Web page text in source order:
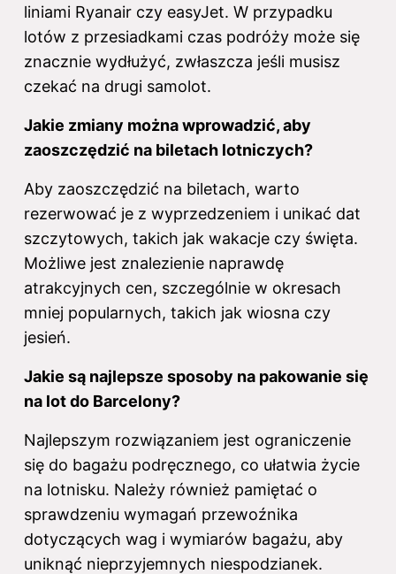
liniami Ryanair czy easyJet. W przypadku
lotów z przesiadkami czas podróży może się
znacznie wydłużyć, zwłaszcza jeśli musisz
czekać na drugi samolot.
Jakie zmiany można wprowadzić, aby
zaoszczędzić na biletach lotniczych?
Aby zaoszczędzić na biletach, warto
rezerwować je z wyprzedzeniem i unikać dat
szczytowych, takich jak wakacje czy święta.
Możliwe jest znalezienie naprawdę
atrakcyjnych cen, szczególnie w okresach
mniej popularnych, takich jak wiosna czy
jesień.
Jakie są najlepsze sposoby na pakowanie się
na lot do Barcelony?
Najlepszym rozwiązaniem jest ograniczenie
się do bagażu podręcznego, co ułatwia życie
na lotnisku. Należy również pamiętać o
sprawdzeniu wymagań przewoźnika
dotyczących wag i wymiarów bagażu, aby
uniknąć nieprzyjemnych niespodzianek.